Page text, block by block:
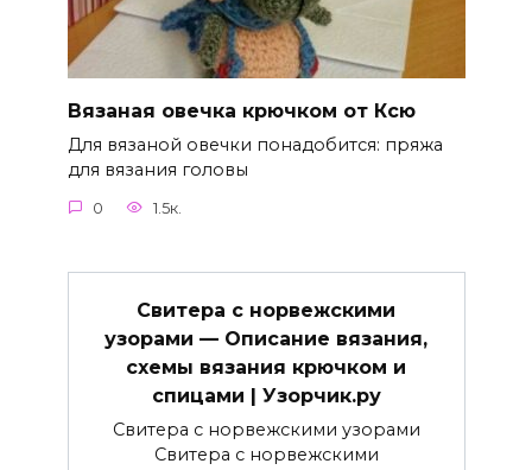
Вязаная овечка крючком от Ксю
Для вязаной овечки понадобится: пряжа
для вязания головы
0 1.5к.
Свитера с норвежскими
узорами — Описание вязания,
схемы вязания крючком и
спицами | Узорчик.ру
Свитера с норвежскими узорами
Свитера с норвежскими